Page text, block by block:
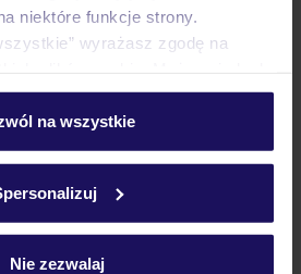
niektóre funkcje strony.
wyrażasz zgodę na
wchodząc w zakładkę
o plikach cookie znajdziesz
na wszystkie
Nie zezwalaj
pytania